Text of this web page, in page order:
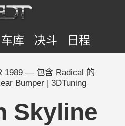
车库 决斗 日程
1989 — 包含 Radical 的
Bumper | 3DTuning
Skyline